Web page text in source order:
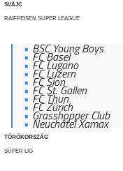
SVÁJC
RAIFFEISEN SUPER LEAGUE
BSC Young Boys
FC Basel
FC Lugano
FC Luzern
FC Sion
FC St. Gallen
FC Thun
FC Zürich
Grasshopper Club
Neuchâtel Xamax
TÖRÖKORSZÁG
SÜPER LIG